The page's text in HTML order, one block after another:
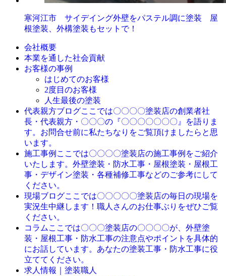
寒河江市 サイデイング外壁をパステル調に塗装 屋
根塗装、外構塗装もセットで！
会社概要
本業を通した社会貢献
お客様の事例
はじめてのお客様
2度目のお客様
人生最後の塗装
代表親方ブログここでは〇〇〇〇塗装店の創業者社
長・代表親方・〇〇〇の『〇〇〇〇〇〇〇』を語りま
す。お問合せ前に私たちなりをご覧頂けましたらと思
います。
施工事例 ここでは〇〇〇〇塗装店の施工事例をご紹介
いたします。外壁塗装・防水工事・屋根塗装・屋根工
事・デザイン塗装・各種補修工事などのご参考にして
ください。
現場ブログここでは〇〇〇〇〇塗装店の毎日の現場を
実況生中継します！職人さんのお仕事ぶりをぜひご覧
ください。
コラム ここでは〇〇〇塗装店の〇〇〇〇が、外壁塗
装・屋根工事・防水工事の注意点やポイントを具体的
にお話しています。あなたの塗装工事・防水工事に役
立ててください。
求人情報｜塗装職人